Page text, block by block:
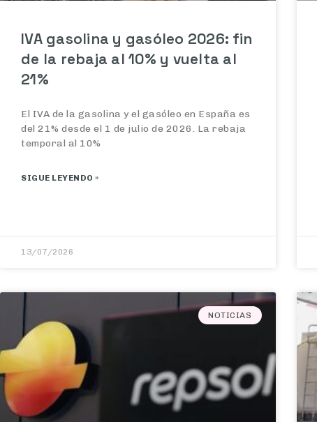
IVA gasolina y gasóleo 2026: fin
de la rebaja al 10% y vuelta al
21%
El IVA de la gasolina y el gasóleo en España es
del 21% desde el 1 de julio de 2026. La rebaja
temporal al 10%
SIGUE LEYENDO »
13/07/2026
NOTICIAS